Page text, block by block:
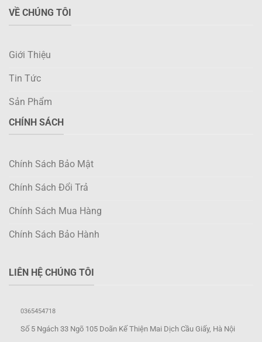
VỀ CHÚNG TÔI
Giới Thiệu
Tin Tức
Sản Phẩm
CHÍNH SÁCH
Chính Sách Bảo Mật
Chính Sách Đổi Trả
Chính Sách Mua Hàng
Chính Sách Bảo Hành
LIÊN HỆ CHÚNG TÔI
0365454718
Số 5 Ngách 33 Ngõ 105 Doãn Kế Thiện Mai Dịch Cầu Giấy, Hà Nội